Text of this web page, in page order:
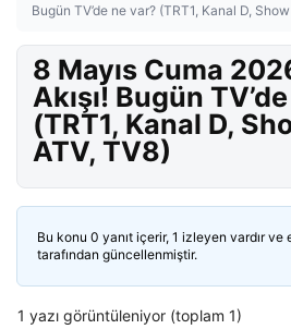
Bugün TV’de ne var? (TRT1, Kanal D,
8 Mayıs Cuma
Akışı! Bugün
(TRT1, Kanal D,
ATV, TV8)
Bu konu 0 yanıt içerir, 1 izleyen vardır ve
tarafından güncellenmiştir.
1 yazı görüntüleniyor (toplam 1)